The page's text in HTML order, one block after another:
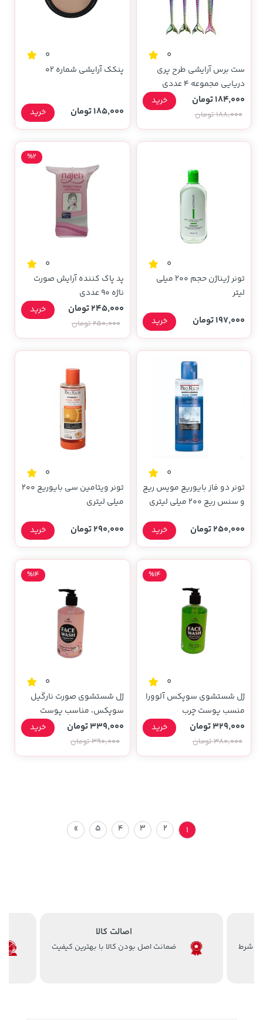
0
ست برس آرایشی طرح پری
دریایی مجموعه 4 عددی
184,000 تومان
188,000 تومان
خرید
0
پنکک آرایشی شماره 02
185,000 تومان خرید
0
تونر ژیناژن حجم 200 میلی
لیتر
197,000 تومان خرید
0
پد پاک کننده آرایش صورت
ناژه 90 عددی
%2
245,000 تومان
250,000 تومان
خرید
0
تونر دو فاز بایوریچ مویس ریچ
و سنس ریچ 200 میلی لیتری
250,000 تومان خرید
0
تونر ویتامین سی بایوریچ 200
میلی لیتری
290,000 تومان خرید
0
ژل شستشوی سوپکس آلوورا
منسب پوست چرب
%14
329,000 تومان
380,000 تومان
خرید
0
ژل شستشوی صورت نارگیل
سوپکس، مناسب پوست
معمولی و خشک
%14
339,000 تومان
390,000 تومان
خرید
1
2
3
4
5
»
اصالت کالا
ضمانت اصل بودن کالا با بهترین کیفیت